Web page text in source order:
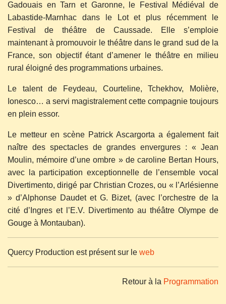
Gadouais en Tarn et Garonne, le Festival Médiéval de
Labastide-Marnhac dans le Lot et plus récemment le
Festival de théâtre de Caussade. Elle s’emploie
maintenant à promouvoir le théâtre dans le grand sud de la
France, son objectif étant d’amener le théâtre en milieu
rural éloigné des programmations urbaines.
Le talent de Feydeau, Courteline, Tchekhov, Molière,
Ionesco… a servi magistralement cette compagnie toujours
en plein essor.
Le metteur en scène Patrick Ascargorta a également fait
naître des spectacles de grandes envergures : « Jean
Moulin, mémoire d’une ombre » de caroline Bertan Hours,
avec la participation exceptionnelle de l’ensemble vocal
Divertimento, dirigé par Christian Crozes, ou « l’Arlésienne
» d’Alphonse Daudet et G. Bizet, (avec l’orchestre de la
cité d’Ingres et l’E.V. Divertimento au théâtre Olympe de
Gouge à Montauban).
Quercy Production est présent sur le web
Retour à la Programmation